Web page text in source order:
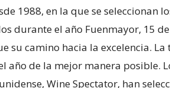
1988, en la que se seleccionan
durante el año Fuenmayor, 15
su camino hacia la excelencia.
año de la mejor manera posible.
Wine Spectator, han